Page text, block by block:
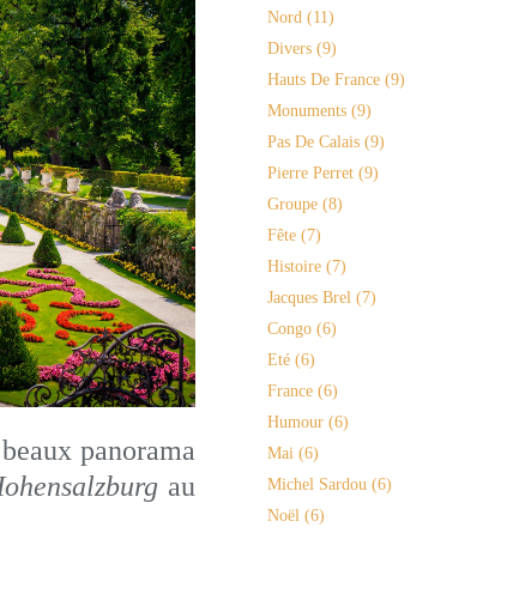
panorama
au
Nord (11)
Divers (9)
Hauts De France (9)
Monuments (9)
Pas De Calais (9)
Pierre Perret (9)
Groupe (8)
Fête (7)
Histoire (7)
Jacques Brel (7)
Congo (6)
Eté (6)
France (6)
Humour (6)
Mai (6)
Michel Sardou (6)
Noël (6)